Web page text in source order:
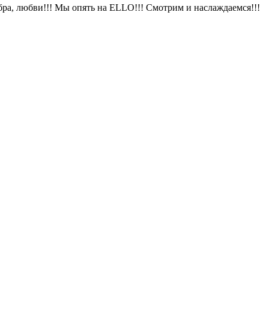
любви!!! Мы опять на ELLO!!! Смотрим и наслаждаемся!!!